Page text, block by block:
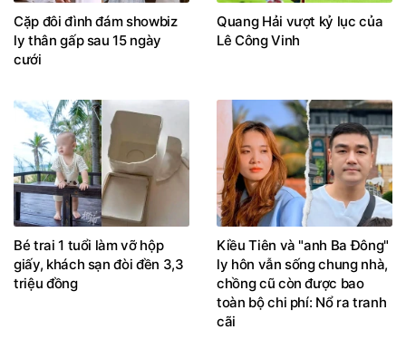
Cặp đôi đình đám showbiz
ly thân gấp sau 15 ngày
cưới
Quang Hải vượt kỷ lục của
Lê Công Vinh
Bé trai 1 tuổi làm vỡ hộp
giấy, khách sạn đòi đền 3,3
triệu đồng
Kiều Tiên và "anh Ba Đông"
ly hôn vẫn sống chung nhà,
chồng cũ còn được bao
toàn bộ chi phí: Nổ ra tranh
cãi